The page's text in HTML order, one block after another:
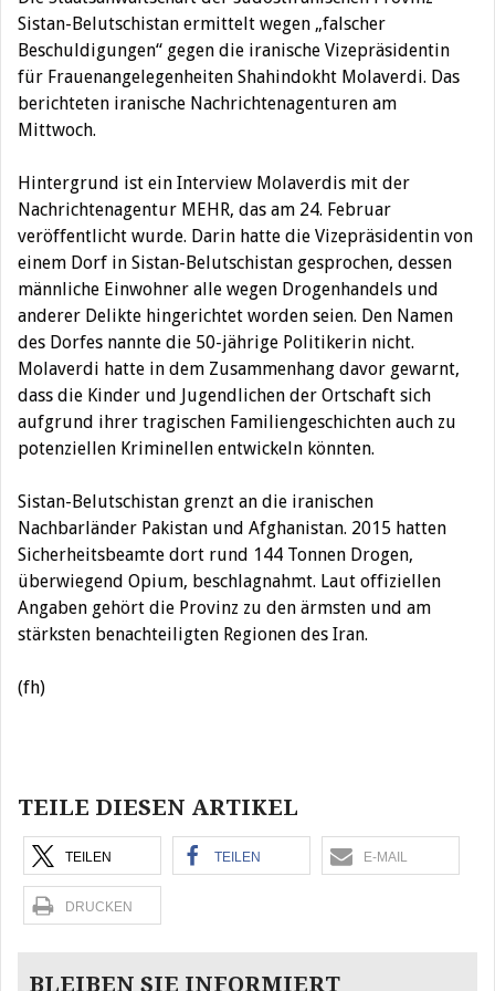
Sistan-Belutschistan ermittelt wegen „falscher
Beschuldigungen“ gegen die iranische Vizepräsidentin
für Frauenangelegenheiten Shahindokht Molaverdi. Das
berichteten iranische Nachrichtenagenturen am
Mittwoch.
Hintergrund ist ein Interview Molaverdis mit der
Nachrichtenagentur MEHR, das am 24. Februar
veröffentlicht wurde. Darin hatte die Vizepräsidentin von
einem Dorf in Sistan-Belutschistan gesprochen, dessen
männliche Einwohner alle wegen Drogenhandels und
anderer Delikte hingerichtet worden seien. Den Namen
des Dorfes nannte die 50-jährige Politikerin nicht.
Molaverdi hatte in dem Zusammenhang davor gewarnt,
dass die Kinder und Jugendlichen der Ortschaft sich
aufgrund ihrer tragischen Familiengeschichten auch zu
potenziellen Kriminellen entwickeln könnten.
Sistan-Belutschistan grenzt an die iranischen
Nachbarländer Pakistan und Afghanistan. 2015 hatten
Sicherheitsbeamte dort rund 144 Tonnen Drogen,
überwiegend Opium, beschlagnahmt. Laut offiziellen
Angaben gehört die Provinz zu den ärmsten und am
stärksten benachteiligten Regionen des Iran.
(fh)
TEILE DIESEN ARTIKEL
TEILEN TEILEN E-MAIL
DRUCKEN
BLEIBEN SIE INFORMIERT